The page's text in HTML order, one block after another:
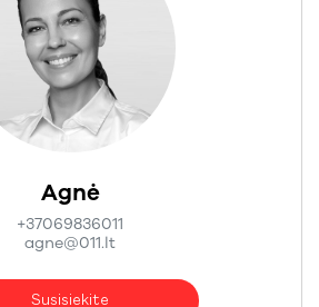
Agnė
+37069836011
agne@011.lt
Susisiekite